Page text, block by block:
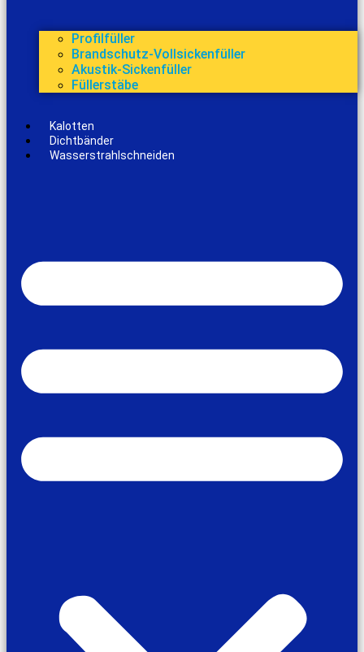
Profilfüller
Brandschutz-Vollsickenfüller
Akustik-Sickenfüller
Füllerstäbe
Kalotten
Dichtbänder
Wasserstrahlschneiden